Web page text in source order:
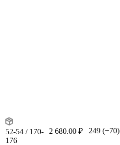
52-54 / 170-
176
2 680.00 ₽ 249 (+70)